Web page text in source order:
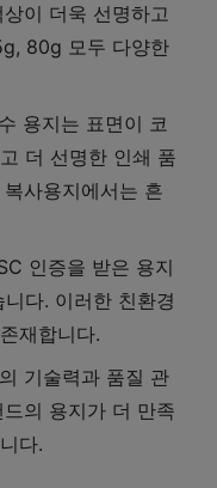
이 더욱 선명하고
80g 모두 다양한
용지는 표면이 코
더 선명한 인쇄 품
사용지에서는 흔
인증을 받은 용지
다. 이러한 친환경
재합니다.
기술력과 품질 관
의 용지가 더 만족
다.